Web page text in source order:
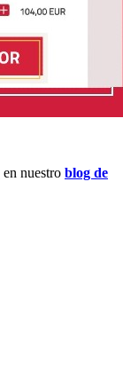
en nuestro blog de